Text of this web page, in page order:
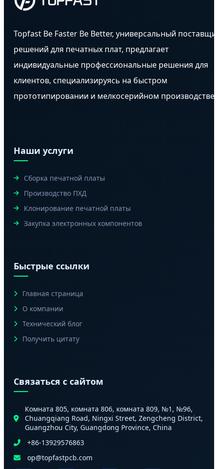
Topfast Be Faster Be Better, универсальный
решений для печатных плат, предлагает
индивидуальные профессиональные решения для
клиентов, специализируясь на быстром
прототипировании и мелкосерийном производстве.
Наши услуги
Сборка печатной платы
Производство ПХД
Клонирование печатной платы
Закупка электронных компонентов
Быстрые ссылки
Главная страница
О компании
Технический блог
Получить цитату
Связаться с сайтом
Комната 805, комната 806, комната 809, №1, №96,
Chuangqiang Road, Ningxi Street, Zengcheng District,
Guangzhou City, Guangdong Province, China
+86-13929576863
op@topfastpcb.com